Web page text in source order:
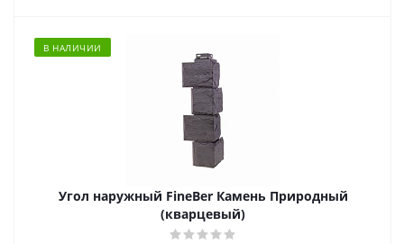
В НАЛИЧИИ
Угол наружный FineBer Камень Природный
(кварцевый)